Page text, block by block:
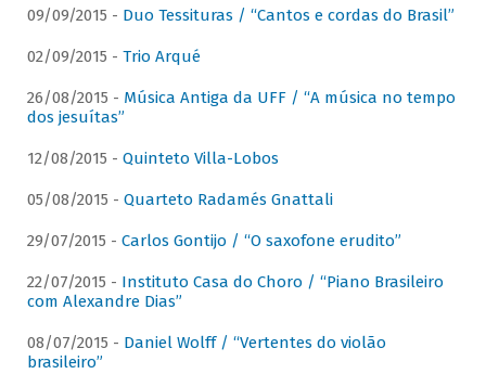
09/09/2015 - Duo Tessituras / “Cantos e cordas do Brasil”
02/09/2015 - Trio Arqué
26/08/2015 - Música Antiga da UFF / “A música no tempo
dos jesuítas”
12/08/2015 - Quinteto Villa-Lobos
05/08/2015 - Quarteto Radamés Gnattali
29/07/2015 - Carlos Gontijo / “O saxofone erudito”
22/07/2015 - Instituto Casa do Choro / “Piano Brasileiro
com Alexandre Dias”
08/07/2015 - Daniel Wolff / “Vertentes do violão
brasileiro”